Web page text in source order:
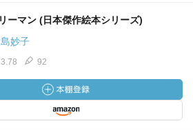
ーマン (日本傑作絵本シリーズ)
妙子
3.78 92